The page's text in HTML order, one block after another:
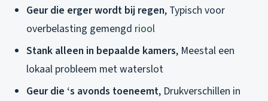
Geur die erger wordt bij regen, Typisch voor
overbelasting gemengd riool
Stank alleen in bepaalde kamers, Meestal een
lokaal probleem met waterslot
Geur die ‘s avonds toeneemt, Drukverschillen in